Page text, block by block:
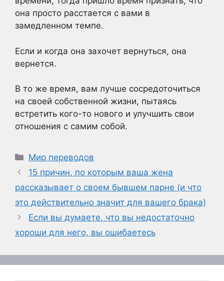
она просто расстается с вами в
замедленном темпе.
Если и когда она захочет вернуться, она
вернется.
В то же время, вам лучше сосредоточиться
на своей собственной жизни, пытаясь
встретить кого-то нового и улучшить свои
отношения с самим собой.
Рубрики
Мир переводов
15 причин, по которым ваша жена
рассказывает о своем бывшем парне (и что
это действительно значит для вашего брака)
Если вы думаете, что вы недостаточно
хороши для него, вы ошибаетесь